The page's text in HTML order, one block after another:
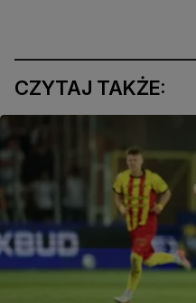
CZYTAJ TAKŻE: